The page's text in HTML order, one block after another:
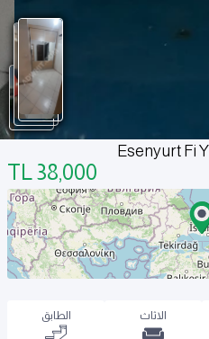
Esenyurt Fi
38,000
TL
الاثاث الطابق